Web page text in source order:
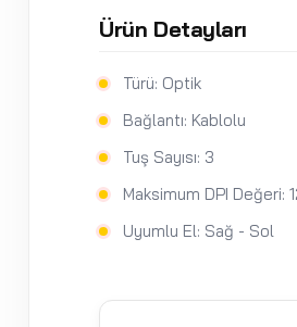
Ürün Detayları
Türü: Optik
Bağlantı: Kablolu
Tuş Sayısı: 3
Maksimum DPI Değeri:
Uyumlu El: Sağ - Sol